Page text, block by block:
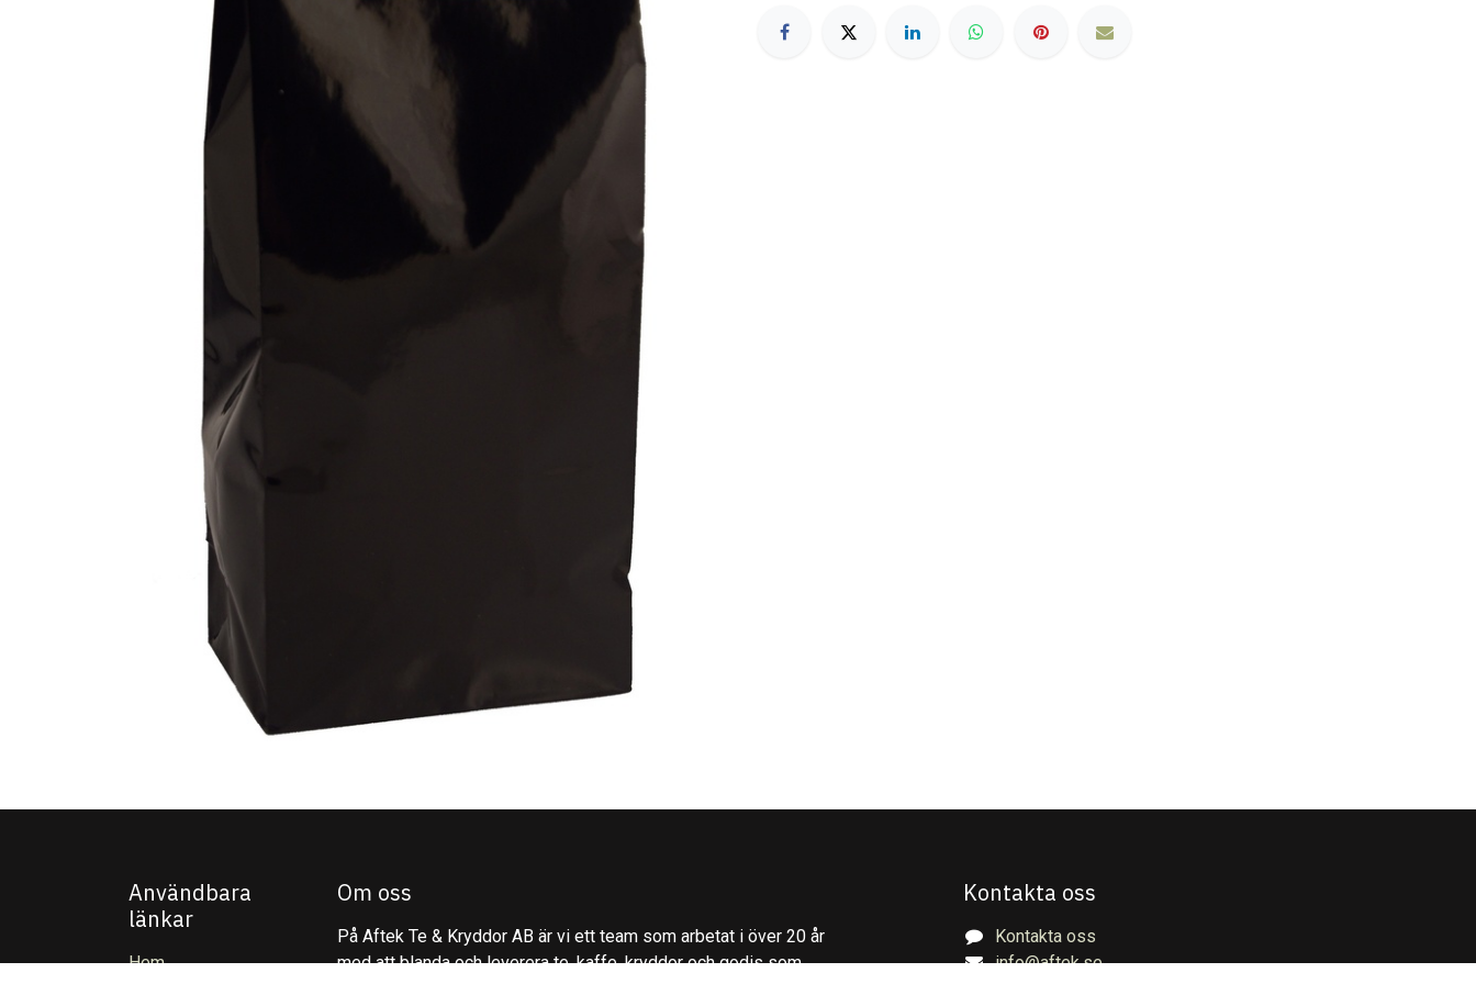
Användbara
länkar
Hem
Om oss
På Aftek Te & Kryddor AB är vi ett team som arbetat i över 20 år
med att blanda och leverera te, kaffe, kryddor och godis som
Kontakta oss
Kontakta oss
info@aftek.se